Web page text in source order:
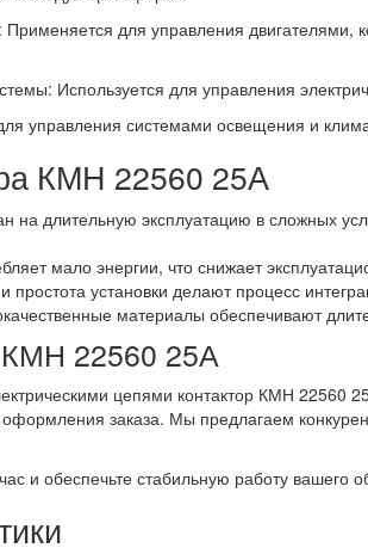
для управления
Используется для управления
управления системами освещения и
КМН 22560 25А
на длительную эксплуатацию в сложных
мало энергии, что снижает
простота установки делают процесс
материалы обеспечивают
КМН 22560 25А
цепями контактор КМН 22560
заказа. Мы предлагаем
и обеспечьте стабильную работу вашего